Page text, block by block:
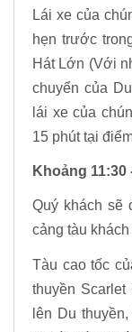
Lái xe của
hẹn trước
Hát Lớn (Với
chuyển của
lái xe của
15 phút tại
Khoảng 11:30
Quý khách sẽ
cảng tàu
Tàu cao tốc
thuyền Scarlet
lên Du